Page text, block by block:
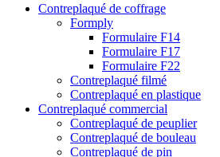
Contreplaqué de coffrage
Formply
Formulaire F14
Formulaire F17
Formulaire F22
Contreplaqué filmé
Contreplaqué en plastique
Contreplaqué commercial
Contreplaqué de peuplier
Contreplaqué de bouleau
Contreplaqué de pin